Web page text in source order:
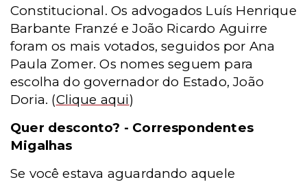
Constitucional. Os advogados Luís Henrique
Barbante Franzé e João Ricardo Aguirre
foram os mais votados, seguidos por Ana
Paula Zomer. Os nomes seguem para
escolha do governador do Estado, João
Doria. (Clique aqui)
Quer desconto? - Correspondentes
Migalhas
Se você estava aguardando aquele